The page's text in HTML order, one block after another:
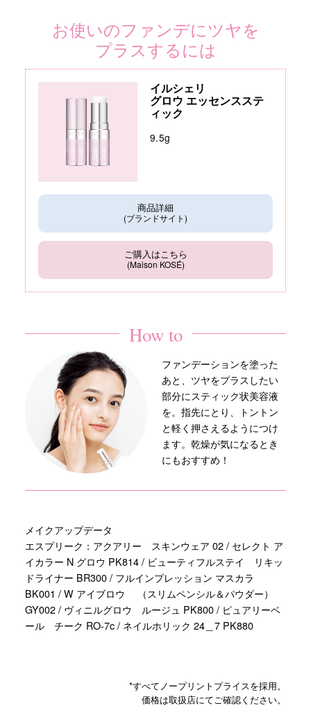
お使いのファンデにツヤを
プラスするには
イルシェリ
グロウ エッセンスステ
ィック
9.5g
商品詳細
(ブランドサイト)
ご購入はこちら
(Maison KOSÉ)
How to
ファンデーションを塗った
あと、ツヤをプラスしたい
部分にスティック状美容液
を。指先にとり、トントン
と軽く押さえるようにつけ
ます。乾燥が気になるとき
にもおすすめ！
メイクアップデータ
エスプリーク：アクアリー スキンウェア 02 / セレクト ア
イカラー N グロウ PK814 / ビューティフルステイ リキッ
ドライナー BR300 / フルインプレッション マスカラ
BK001 / W アイブロウ （スリムペンシル＆パウダー）
GY002 / ヴィニルグロウ ルージュ PK800 / ピュアリーベ
ール チーク RO-7c / ネイルホリック 24＿7 PK880
*すべてノープリントプライスを採用。
価格は取扱店にてご確認ください。